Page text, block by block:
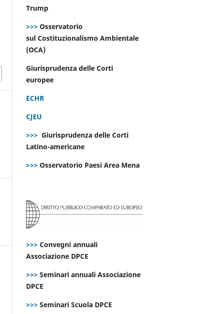
Trump
>>> Osservatorio
sul Costituzionalismo Ambientale
(OCA)
Giurisprudenza delle Corti
europee
ECHR
CJEU
>>> Giurisprudenza delle Corti
Latino-americane
>>> Osservatorio Paesi Area Mena
>>> Convegni annuali
Associazione DPCE
>>> Seminari annuali Associazione
DPCE
>>> Seminari Scuola DPCE